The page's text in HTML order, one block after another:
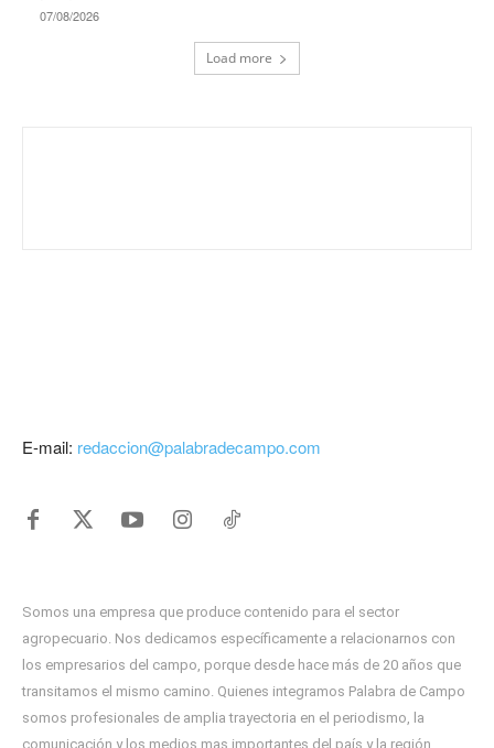
07/08/2026
Load more
E-mail: redaccion@palabradecampo.com
Somos una empresa que produce contenido para el sector
agropecuario. Nos dedicamos específicamente a relacionarnos con
los empresarios del campo, porque desde hace más de 20 años que
transitamos el mismo camino. Quienes integramos Palabra de Campo
somos profesionales de amplia trayectoria en el periodismo, la
comunicación y los medios mas importantes del país y la región.